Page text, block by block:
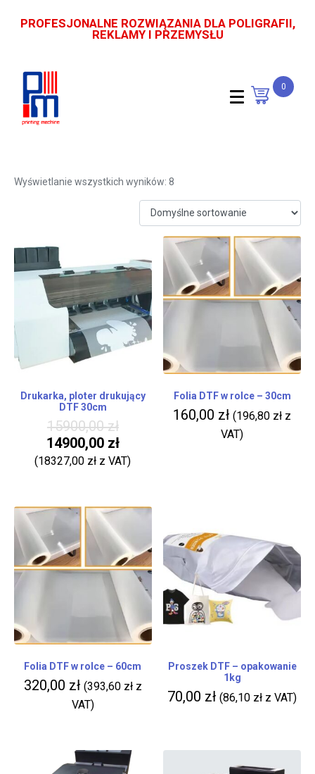
PROFESJONALNE ROZWIĄZANIA DLA POLIGRAFII,
REKLAMY I PRZEMYSŁU
0
Wyświetlanie wszystkich wyników: 8
Drukarka, ploter drukujący
DTF 30cm
15900,00zł
14900,00 zł
(18327,00 zł z VAT)
Folia DTF w rolce – 30cm
160,00 zł (196,80 zł z
VAT)
Folia DTF w rolce – 60cm
320,00 zł (393,60 złz
VAT)
Proszek DTF – opakowanie
1kg
70,00 zł (86,10 zł z VAT)